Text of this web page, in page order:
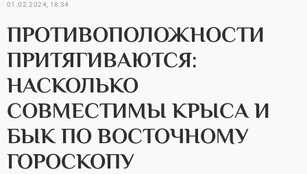
01.02.2024, 18:34
ПРОТИВОПОЛОЖНОСТИ
ПРИТЯГИВАЮТСЯ:
НАСКОЛЬКО
СОВМЕСТИМЫ КРЫСА И
БЫК ПО ВОСТОЧНОМУ
ГОРОСКОПУ